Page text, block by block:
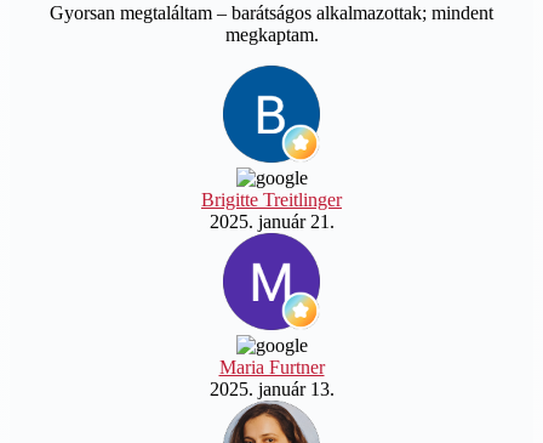
Gyorsan megtaláltam – barátságos alkalmazottak; mindent
megkaptam.
Brigitte Treitlinger
2025. január 21.
Maria Furtner
2025. január 13.